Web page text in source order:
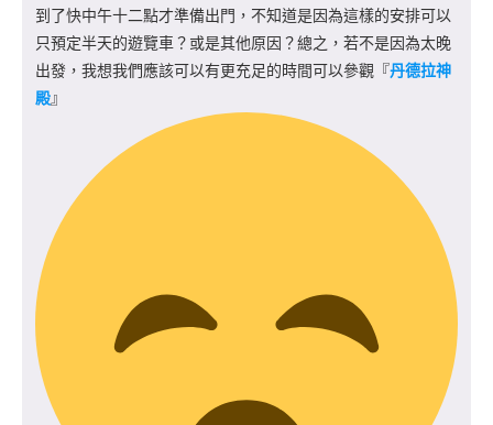
到了快中午十二點才準備出門，不知道是因為這樣的安排可以
只預定半天的遊覽車？或是其他原因？總之，若不是因為太晚
出發，我想我們應該可以有更充足的時間可以參觀『丹德拉神
殿』